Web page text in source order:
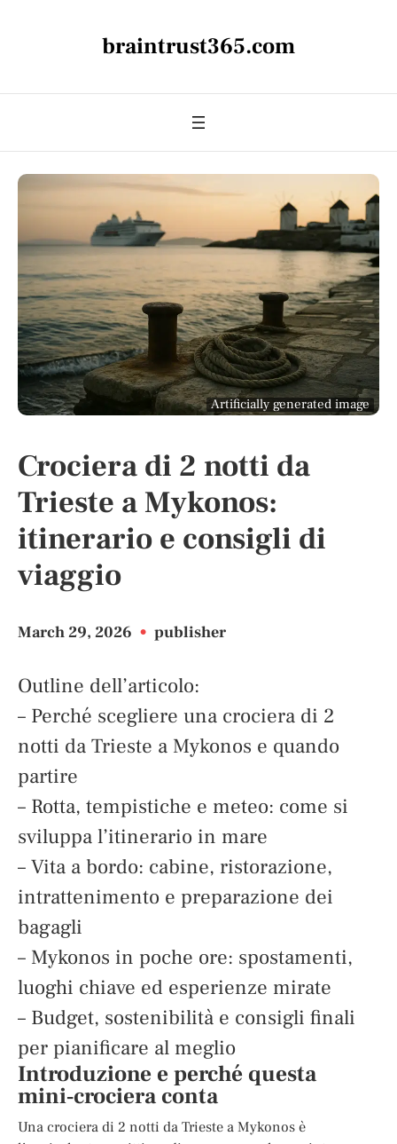
braintrust365.com
Artificially generated image
Crociera di 2 notti da
Trieste a Mykonos:
itinerario e consigli di
viaggio
March 29, 2026 • publisher
Outline dell’articolo:
– Perché scegliere una crociera di 2
notti da Trieste a Mykonos e quando
partire
– Rotta, tempistiche e meteo: come si
sviluppa l’itinerario in mare
– Vita a bordo: cabine, ristorazione,
intrattenimento e preparazione dei
bagagli
– Mykonos in poche ore: spostamenti,
luoghi chiave ed esperienze mirate
– Budget, sostenibilità e consigli finali
per pianificare al meglio
Introduzione e perché questa
mini‑crociera conta
Una crociera di 2 notti da Trieste a Mykonos è